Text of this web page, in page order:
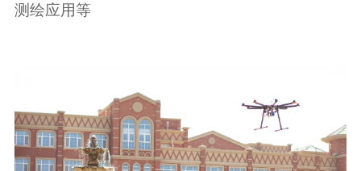
测绘应用等